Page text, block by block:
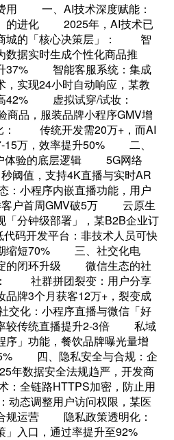
用 一、AI技术深度赋能：
的进化 2025年，AI技术已
城的「核心决策层」： 智
数据实时生成个性化商品推
37% 智能客服系统：集成
，实现24小时自动响应，某教
42% 虚拟试穿/试妆：
商品，服装品牌小程序GMV增
传统开发需20万+，而AI
15万，效率提升50% 二、
体验的底层逻辑 5G网络
阈值，支持4K直播与实时AR
小程序内嵌直播功能，用户
客户首周GMV破5万 云原生
「分钟级部署」，某B2B企业订
开发平台：非技术人员可快
期缩短70% 三、社交化电
的闭环升级 微信生态的社
社群拼团裂变：用户分享
品牌3个月获客12万+，裂变成
化：小程序直播与微信「好
较传统直播提升2-3倍 私域
序」功能，餐饮品牌曝光量增
四、隐私安全与合规：企
数据安全法规趋严，开发商
全链路HTTPS加密，防止用
态调整用户访问权限，某医
规运营 隐私政策透明化：
」入口，通过率提升至92%